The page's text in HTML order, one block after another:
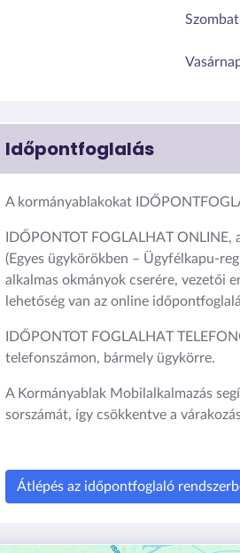
Időpontfoglalás
A kormányablakokat
IDŐPONTOT FOGLALHAT
(Egyes ügykörökben – Ügyfélkapu-
alkalmas okmányok cserére, vezetői
lehetőség van az online
IDŐPONTOT FOGLALHAT
telefonszámon, bármely ügykörre.
A Kormányablak Mobilalkalmazás
sorszámát, így csökkentve a
Átlépés az időpontfoglaló